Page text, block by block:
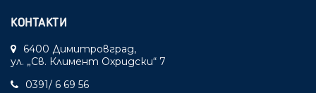
КОНТАКТИ
6400 Димитровград,
ул. „Св. Климент Охридски“ 7
0391/ 6 69 56